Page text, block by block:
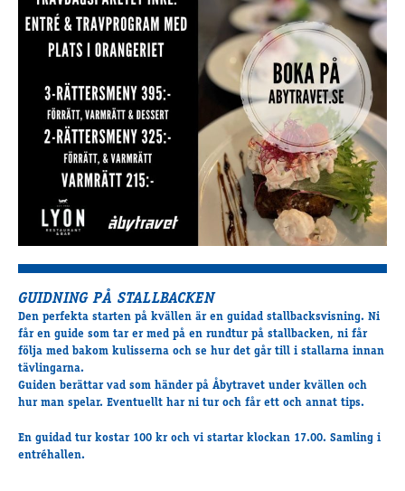
GUIDNING PÅ STALLBACKEN
Den perfekta starten på kvällen är en guidad stallbacksvisning. Ni
får en guide som tar er med på en rundtur på stallbacken, ni får
följa med bakom kulisserna och se hur det går till i stallarna innan
tävlingarna.
Guiden berättar vad som händer på Åbytravet under kvällen och
hur man spelar. Eventuellt har ni tur och får ett och annat tips.
En guidad tur kostar 100 kr och vi startar klockan 17.00. Samling i
entréhallen.